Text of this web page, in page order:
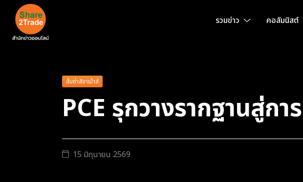
รวมข่าว คอลัมนิสต์
ส้มซ่าส์ขาเม้าส์
PCE รุกวางรากฐานสู่ก
15 มิถุนายน 2569